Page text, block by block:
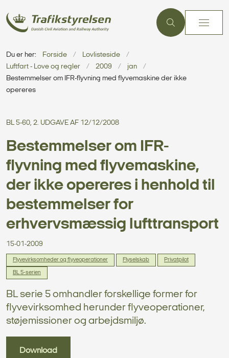
Du er her: Forside
Lovlisteside
Luftfart - Love og regler
2009
jan
Bestemmelser om IFR-flyvning med flyvemaskine der ikke
opereres
BL 5-60, 2. UDGAVE AF 12/12/2008
Bestemmelser om IFR-
flyvning med flyvemaskine,
der ikke opereres i henhold til
bestemmelser for
erhvervsmæssig lufttransport
15-01-2009
Flyvevirksomheder og flyveoperationer Flyselskab Privatpilot
BL 5-serien
BL serie 5 omhandler forskellige former for
flyvevirksomhed herunder flyveoperationer,
støjemissioner og arbejdsmiljø.
Download